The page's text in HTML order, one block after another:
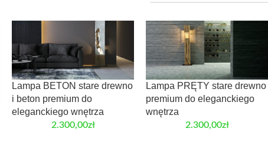
Lampa BETON stare drewno
i beton premium do
eleganckiego wnętrza
2.300,00zł
Lampa PRĘTY stare drewno
premium do eleganckiego
wnętrza
2.300,00zł